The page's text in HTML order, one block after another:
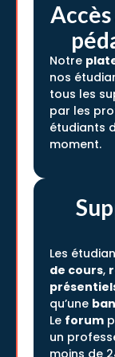
Notre
nos
tous les
par les
étudiants
moment.
Les
de cours,
qu’une
Le forum
un